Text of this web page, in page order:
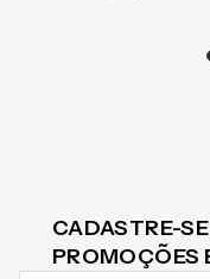
CADASTRE-
PROMOÇÕES